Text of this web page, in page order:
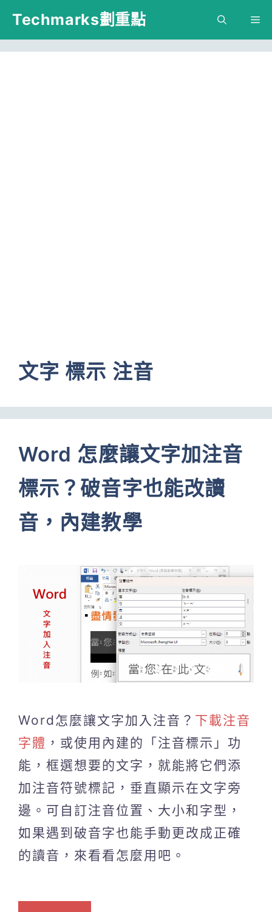
跳
主
Techmarks劃重點
文字 標示 注音
Word 怎麼讓文字加注音
標示？破音字也能改讀
音，內建教學
Word怎麼讓文字加入注音？ 下載注音
字體 ，或使用內建的「注音標示」功
能，框選想要的文字，就能將它們添
加注音符號標記，垂直顯示在文字旁
邊。可自訂注音位置、大小和字型，
如果遇到破音字也能手動更改成正確
的讀音，來看看怎麼用吧。